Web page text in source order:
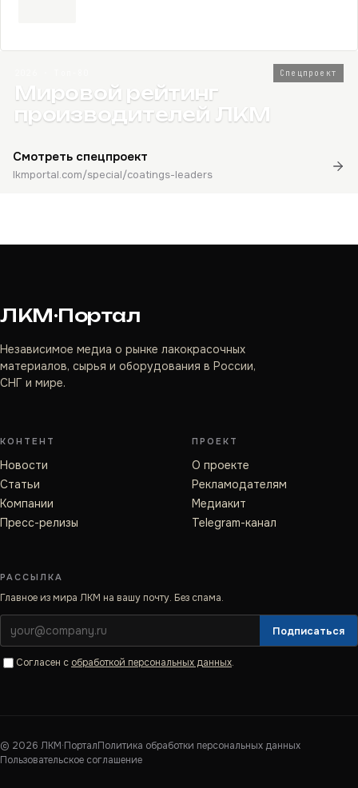
Спецпроект
Мировой рейтинг
производителей ЛКМ
Смотреть спецпроект
lkmportal.com/special/coatings-leaders
ЛКМ·Портал
Независимое медиа о рынке лакокрасочных
материалов, сырья и оборудования в России,
СНГ и мире.
КОНТЕНТ
Новости
Статьи
Компании
Пресс-релизы
ПРОЕКТ
О проекте
Рекламодателям
Медиакит
Telegram-канал
РАССЫЛКА
Главное из мира ЛКМ на вашу почту. Без спама.
Подписаться
Согласен с обработкой персональных данных.
© 2026 ЛКМ·ПорталПолитика обработки персональных данных
Пользовательское соглашение